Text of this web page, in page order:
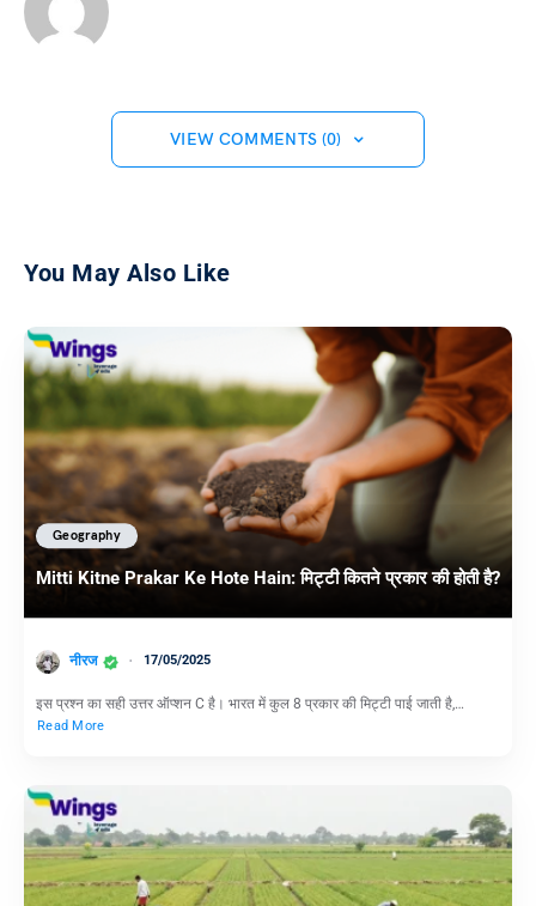
VIEW COMMENTS (0)
You May Also Like
Geography
Mitti Kitne Prakar Ke Hote Hain: मिट्टी कितने प्रकार की होती है?
नीरज 17/05/2025
इस प्रश्न का सही उत्तर ऑप्शन C है। भारत में कुल 8 प्रकार की मिट्टी पाई जाती है,…
Read More